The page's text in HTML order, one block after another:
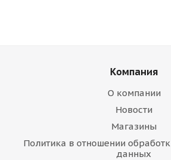
Компания
О компании
Новости
Магазины
Политика в отношении
данных